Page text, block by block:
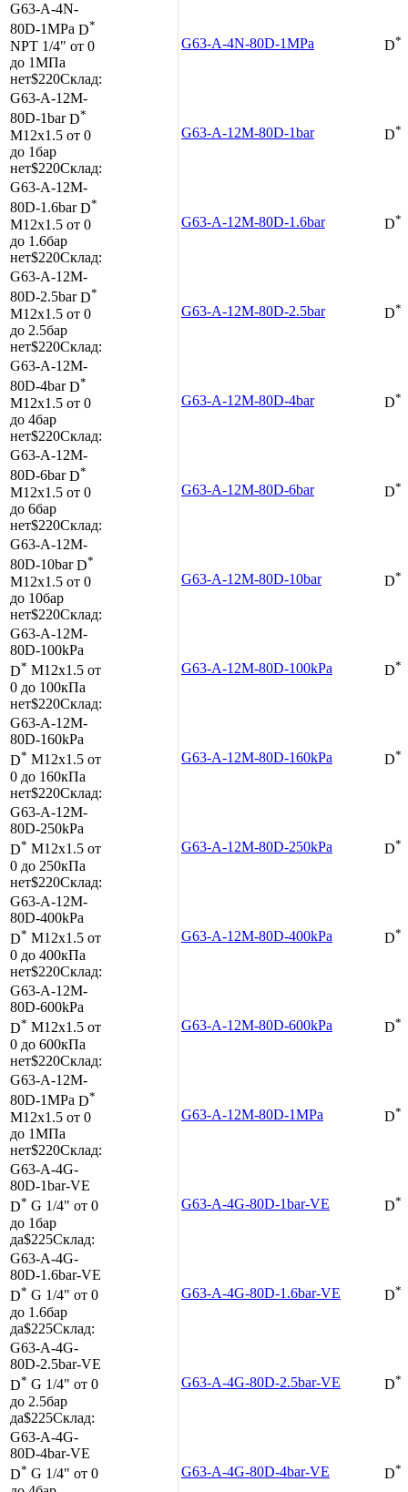
G63-A-4N-
80D-1MPa D*
NPT 1/4" от 0
до 1МПа
нет$220Склад:
G63-A-4N-80D-1MPa D*
G63-A-12M-
80D-1barD*
M12x1.5 от 0
до 1бар
нет$220Склад:
G63-A-12M-80D-1bar D*
G63-A-12M-
80D-1.6barD*
M12x1.5 от 0
до 1.6бар
нет$220Склад:
G63-A-12M-80D-1.6bar D*
G63-A-12M-
80D-2.5barD*
M12x1.5 от 0
до 2.5бар
нет$220Склад:
G63-A-12M-80D-2.5bar D*
G63-A-12M-
80D-4barD*
M12x1.5 от 0
до 4бар
нет$220Склад:
G63-A-12M-80D-4bar D*
G63-A-12M-
80D-6barD*
M12x1.5 от 0
до 6бар
нет$220Склад:
G63-A-12M-80D-6bar D*
G63-A-12M-
80D-10barD*
M12x1.5 от 0
до 10бар
нет$220Склад:
G63-A-12M-80D-10bar D*
G63-A-12M-
80D-100kPa
D* M12x1.5 от
0 до 100кПа
нет$220Склад:
G63-A-12M-80D-100kPa D*
G63-A-12M-
80D-160kPa
D* M12x1.5 от
0 до 160кПа
нет$220Склад:
G63-A-12M-80D-160kPa D*
G63-A-12M-
80D-250kPa
D* M12x1.5 от
0 до 250кПа
нет$220Склад:
G63-A-12M-80D-250kPa D*
G63-A-12M-
80D-400kPa
D* M12x1.5 от
0 до 400кПа
нет$220Склад:
G63-A-12M-80D-400kPa D*
G63-A-12M-
80D-600kPa
D* M12x1.5 от
0 до 600кПа
нет$220Склад:
G63-A-12M-80D-600kPa D*
G63-A-12M-
80D-1MPa D*
M12x1.5 от 0
до 1МПа
нет$220Склад:
G63-A-12M-80D-1MPa D*
G63-A-4G-
80D-1bar-VE
D* G 1/4" от 0
до 1бар
да$225Склад:
G63-A-4G-80D-1bar-VE D*
G63-A-4G-
80D-1.6bar-VE
D* G 1/4" от 0
до 1.6бар
да$225Склад:
G63-A-4G-80D-1.6bar-VE D*
G63-A-4G-
80D-2.5bar-VE
D* G 1/4" от 0
до 2.5бар
да$225Склад:
G63-A-4G-80D-2.5bar-VE D*
G63-A-4G-
80D-4bar-VE
D* G 1/4" от 0
G63-A-4G-80D-4bar-VE D*